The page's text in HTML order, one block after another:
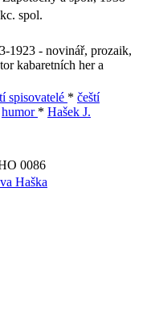
spol.
1923 - novinář, prozaik,
kabaretních her a
spisovatelé * čeští
humor * Hašek J.
0086